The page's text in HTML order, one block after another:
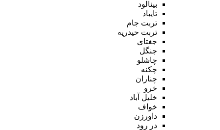
بینالود
تایباد
تربت جام
تربت حیدریه
جغتای
جنگل
چاشلو
چکنه
چناران
خرو
خلیل آباد
خواف
داورزن
در رود